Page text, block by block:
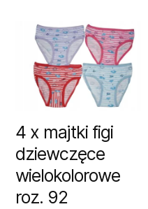
4 x majtki figi
dziewczęce
wielokolorowe
roz. 92